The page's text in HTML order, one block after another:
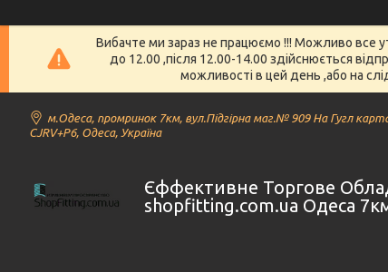
Вибачте ми зараз не працюємо !!! Можливо все
до 12.00 ,після 12.00-14.00 здійснюється
можливості в цей день ,або на
м.Одеса, промринок 7км, вул.Підгірна маг.№ 909 На Гугл
CJRV+P6, Одеса, Україна
Єффективне Торгове
shopfitting.com.ua Одеса